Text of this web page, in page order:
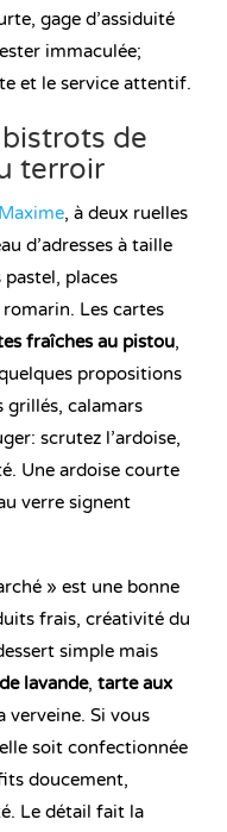
gage d’assiduité
immaculée;
et le service attentif.
de
terroir
, à deux ruelles
d’adresses à taille
pastel, places
Les cartes
fraîches au pistou,
propositions
grillés, calamars
scrutez l’ardoise,
Une ardoise courte
verre signent
» est une bonne
frais, créativité du
simple mais
lavande, tarte aux
verveine. Si vous
soit confectionnée
doucement,
Le détail fait la